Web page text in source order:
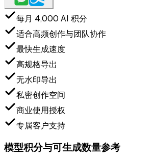
每月 4,000 AI 积分
适合高频创作与团队协作
最快生成速度
高规格导出
无水印导出
私密创作空间
商业使用授权
专属客户支持
模型积分与可生成数量参考